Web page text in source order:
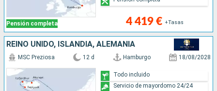
Pensión completa 4 419 € +Tasas
REINO UNIDO, ISLANDIA, ALEMANIA
MSC Preziosa 12 d Hamburgo 18/08/2028
Todo incluido
Servicio de mayordomo 24/24